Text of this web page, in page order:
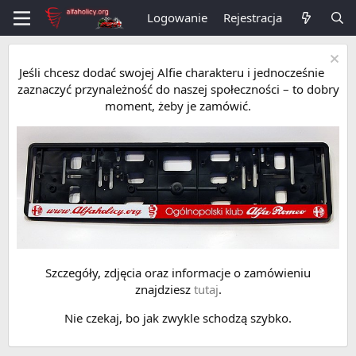
Logowanie Rejestracja
Jeśli chcesz dodać swojej Alfie charakteru i jednocześnie
zaznaczyć przynależność do naszej społeczności – to dobry
moment, żeby je zamówić.
Szczegóły, zdjęcia oraz informacje o zamówieniu
znajdziesz tutaj.
Nie czekaj, bo jak zwykle schodzą szybko.